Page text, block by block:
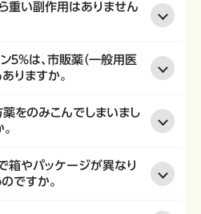
重い副作用はありません
５％は、市販薬（一般用医
りますか。
薬をのみこんでしまいまし
箱やパッケージが異なり
ですか。